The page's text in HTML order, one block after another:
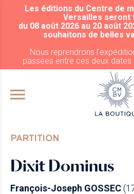
ALLER AU
Les éditions du Centre de
Versailles seront
du 08 août 2026 au 20 août
souhaitons de belles
Nous reprendrons
passées entre ces deux
PARTITION
Dixit Dominus
François-Joseph GOSSEC